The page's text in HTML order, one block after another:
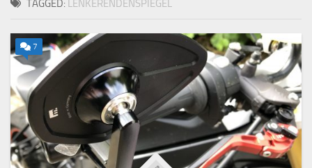
TAGGED: LENKERENDENSPIEGEL
7